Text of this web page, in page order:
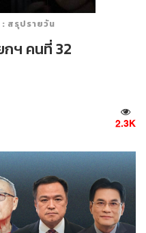
: สรุปรายวัน
กฯ คนที่ 32
2.3K